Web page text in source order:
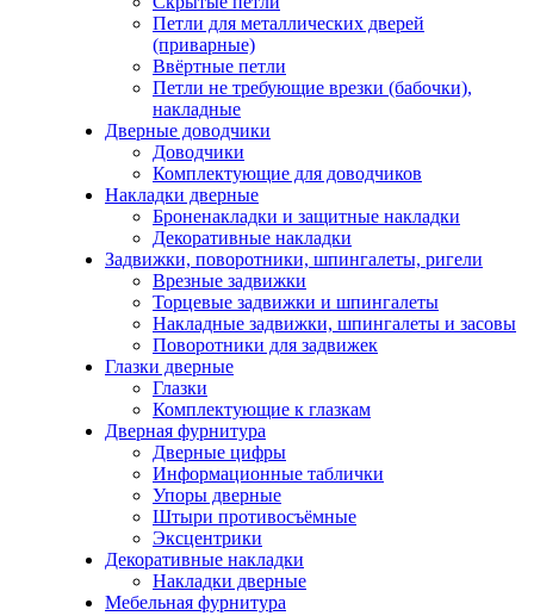
Петли для металлических дверей
(приварные)
Ввёртные петли
Петли не требующие врезки (бабочки),
накладные
Дверные доводчики
Доводчики
Комплектующие для доводчиков
Накладки дверные
Броненакладки и защитные накладки
Декоративные накладки
Задвижки, поворотники, шпингалеты, ригели
Врезные задвижки
Торцевые задвижки и шпингалеты
Накладные задвижки, шпингалеты и засовы
Поворотники для задвижек
Глазки дверные
Глазки
Комплектующие к глазкам
Дверная фурнитура
Дверные цифры
Информационные таблички
Упоры дверные
Штыри противосъёмные
Эксцентрики
Декоративные накладки
Накладки дверные
Мебельная фурнитура